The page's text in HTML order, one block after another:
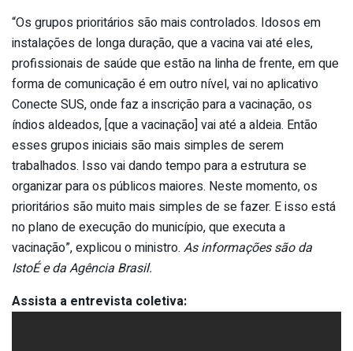
“Os grupos prioritários são mais controlados. Idosos em
instalações de longa duração, que a vacina vai até eles,
profissionais de saúde que estão na linha de frente, em que
forma de comunicação é em outro nível, vai no aplicativo
Conecte SUS, onde faz a inscrição para a vacinação, os
índios aldeados, [que a vacinação] vai até a aldeia. Então
esses grupos iniciais são mais simples de serem
trabalhados. Isso vai dando tempo para a estrutura se
organizar para os públicos maiores. Neste momento, os
prioritários são muito mais simples de se fazer. E isso está
no plano de execução do município, que executa a
vacinação”, explicou o ministro. As informações são da
IstoÉ e da Agência Brasil.
Assista a entrevista coletiva: